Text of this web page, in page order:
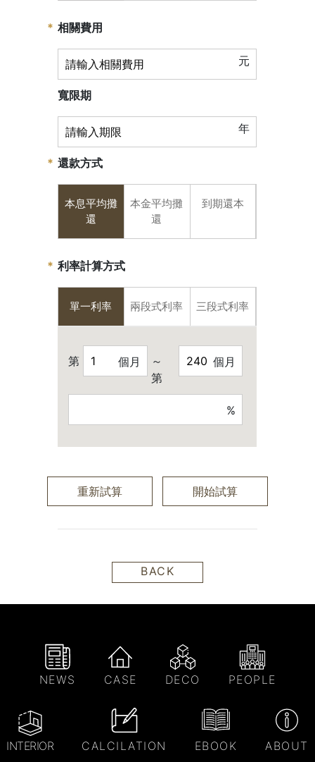
相關費用
元
寬限期
年
還款方式
本息平均攤
還
本金平均攤
還
到期還本
利率計算方式
單一利率 兩段式利率 三段式利率
第 個月
～
第
個月
%
重新試算 開始試算
BACK
NEWS CASE DECO PEOPLE
INTERIOR CALCILATION EBOOK ABOUT